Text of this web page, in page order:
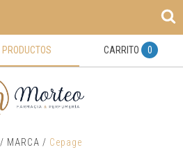
PRODUCTOS CARRITO 0
/ MARCA / Cepage